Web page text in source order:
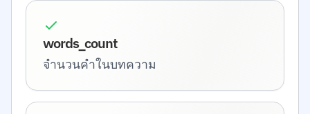
words_count
จำนวนคำในบทความ